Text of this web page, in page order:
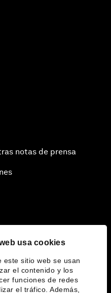
usa cookies
este sitio web se usan
el contenido y los
funciones de redes
el tráfico. Además,
notas de prensa